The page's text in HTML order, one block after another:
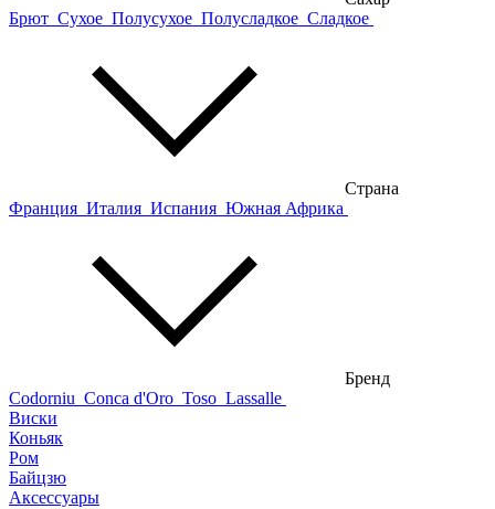
Брют Сухое Полусухое Полусладкое Сладкое
Страна
Франция Италия Испания Южная Африка
Бренд
Codorniu Conca d'Oro Toso Lassalle
Виски
Коньяк
Ром
Байцзю
Аксессуары